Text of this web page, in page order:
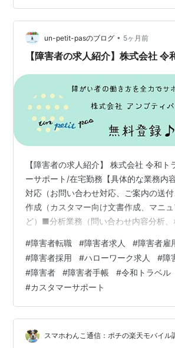
組みになっています。 実際の設定方法
un-petit-pasのブログ • 5ヶ月前
【障害者の求人紹介】株式会社 令
【障害者の求人紹介】 株式会社 令和ト
ーサポート/在宅勤務【具体的な業務内
対応（お問い合わせ対応、ご案内の送
作成（カスタマー向け文書作成、マニ
ど）■分析業務（問い合わせ内容分析
問い合わせ】 アンプティパでは多数、
者）のための求人をご用意しています。
きましたら 就職・転職に関するご相談
す。 面接準備、就職まで丁寧に支援さ
す。 アンプティパサイト un-petit-
人…
#障害者転職 #障害者求人 #障害者雇
#障害者採用 #ハローワーク求人 #障
#障害者 #障害者手帳 #令和トラベル
#カスタマーサポート
スマホわんこ通信：ポチの楽天モバイル